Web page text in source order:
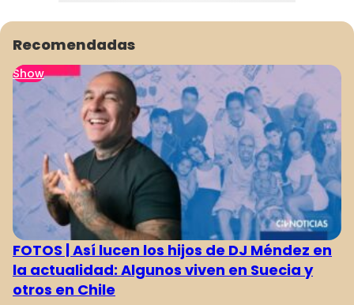
Recomendadas
Show
FOTOS | Así lucen los hijos de DJ Méndez en
la actualidad: Algunos viven en Suecia y
otros en Chile